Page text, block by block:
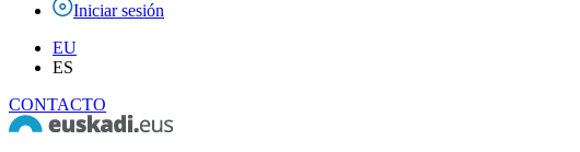
Iniciar sesión
EU
ES
CONTACTO